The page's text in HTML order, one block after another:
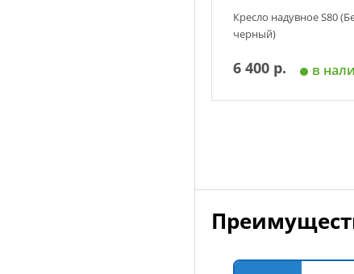
Кресло надувное S80
черный)
6 400 р. в